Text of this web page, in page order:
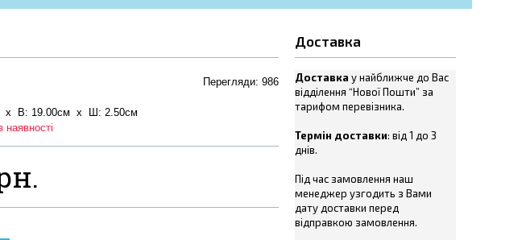
Доставка
Доставка у найближче до Вас
відділення “Нової Пошти” за
тарифом перевізника.
Термін доставки: від 1 до 3
днів.
Під час замовлення наш
менеджер узгодить з Вами
дату доставки перед
відправкою замовлення.
Перегляди: 986
х В: 19.00см x Ш: 2.50см
наявності